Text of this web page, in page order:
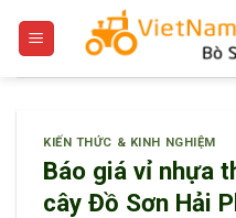
KIẾN THỨC & KINH NGHIỆM
Báo giá vỉ nhựa
cây Đồ Sơn Hải